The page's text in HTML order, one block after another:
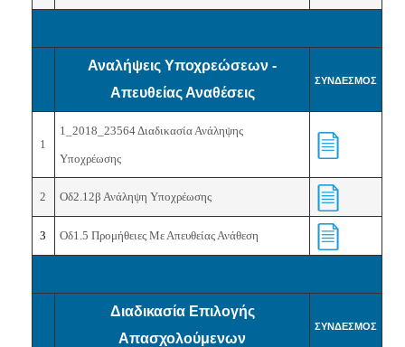
Αναλήψεις Υποχρεώσεων -
Απευθείας Αναθέσεις
ΣΥΝΔΕΣΜΟΣ
1
1_2018_23564 Διαδικασία Ανάληψης
Υποχρέωσης
2 Οδ2.12β Ανάληψη Υποχρέωσης
3 Οδ1.5 Προμήθειες Με Απευθείας Ανάθεση
Διαδικασία Επιλογής
Απασχολούμενων
ΣΥΝΔΕΣΜΟΣ